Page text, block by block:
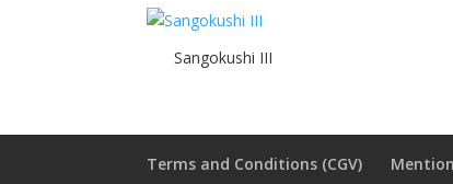
Sangokushi III
Terms and Conditions (CGV)